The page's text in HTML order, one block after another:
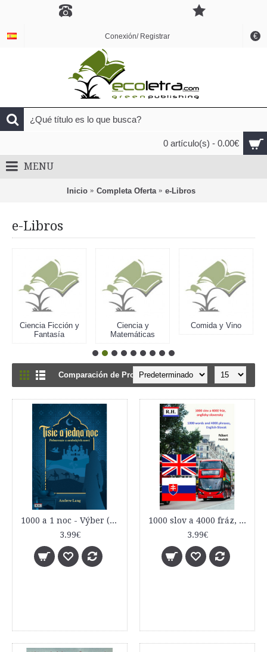
€
Conexión/ Registrar
0 artículo(s) - 0.00€
MENU
Inicio Completa Oferta e-Libros
e-Libros
Ciencia Ficción y
Fantasía
Ciencia y
Matemáticas
Comida y Vino
Comparación de Productos: (0)
1000 a 1 noc - Výber (Pobavenie z arabských nocí)
3.99€
1000 slov a 4000 fráz, anglicky, slovensky
3.99€